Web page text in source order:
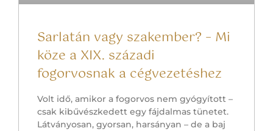
Sarlatán vagy szakember? – Mi
köze a XIX. századi
fogorvosnak a cégvezetéshez
Volt idő, amikor a fogorvos nem gyógyított –
csak kibűvészkedett egy fájdalmas tünetet.
Látványosan, gyorsan, harsányan – de a baj